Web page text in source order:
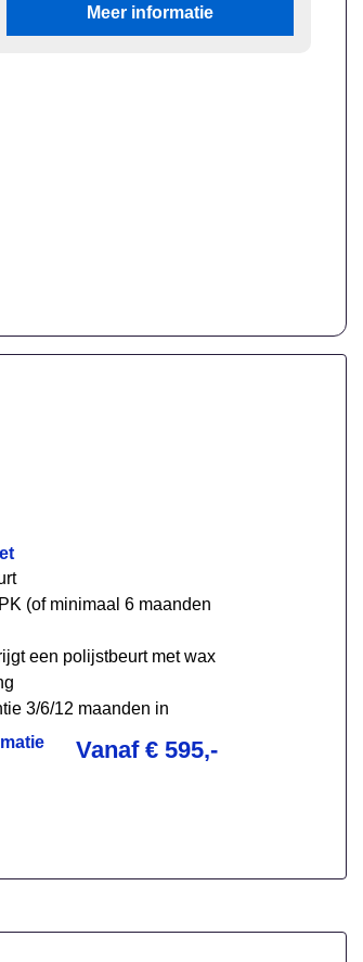
Meer informatie
(of minimaal 6 maanden
een polijstbeurt met wax
3/6/12 maanden in
Vanaf € 595,-